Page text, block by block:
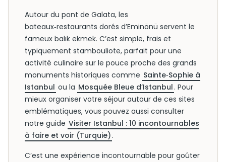
Autour du pont de Galata, les
bateaux‑restaurants dorés d’Eminönü servent le
fameux balık ekmek. C’est simple, frais et
typiquement stambouliote, parfait pour une
activité culinaire sur le pouce proche des grands
monuments historiques comme Sainte‑Sophie à
Istanbul ou la Mosquée Bleue d’Istanbul . Pour
mieux organiser votre séjour autour de ces sites
emblématiques, vous pouvez aussi consulter
notre guide Visiter Istanbul : 10 incontournables
à faire et voir (Turquie) .
C’est une expérience incontournable pour goûter